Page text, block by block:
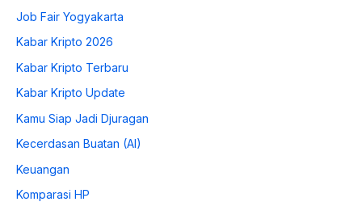
Job Fair Yogyakarta
Kabar Kripto 2026
Kabar Kripto Terbaru
Kabar Kripto Update
Kamu Siap Jadi Djuragan
Kecerdasan Buatan (AI)
Keuangan
Komparasi HP